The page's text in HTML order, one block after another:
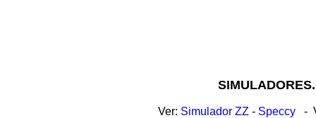
Ver: Simulador ZZ - Speccy -